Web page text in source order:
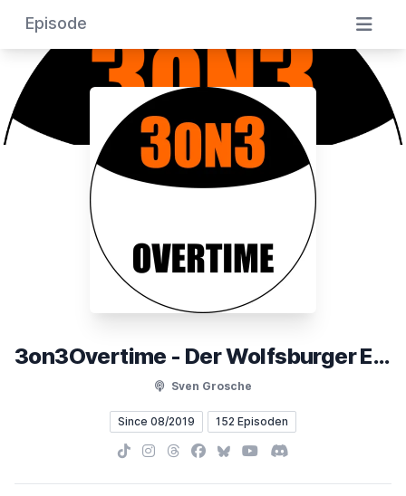
Episode
3on3Overtime - Der Wolfsburger Eishockeypodcast
Sven Grosche
Since 08/2019 152 Episoden
TikTokInstagram
Threads
Facebook
BlueskyYouTubeDiscord